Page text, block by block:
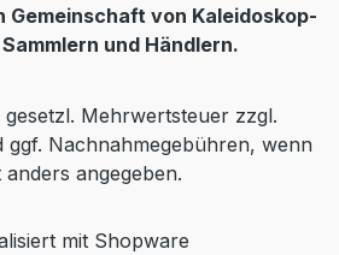
von Kaleidoskop-
und Händlern.
gesetzl. Mehrwertsteuer zzgl.
ggf. Nachnahmegebühren, wenn
anders angegeben.
mit Shopware